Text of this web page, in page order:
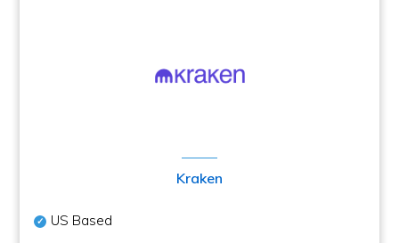
Kraken
US Based